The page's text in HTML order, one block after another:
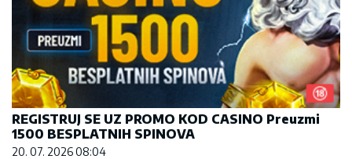
REGISTRUJ SE UZ PROMO KOD CASINO Preuzmi
1500 BESPLATNIH SPINOVA
20. 07. 2026 08:04